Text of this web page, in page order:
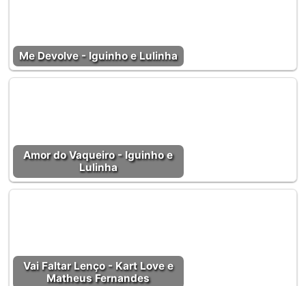
Me Devolve - Iguinho e Lulinha
Amor do Vaqueiro - Iguinho e
Lulinha
Vai Faltar Lenço - Kart Love e
Matheus Fernandes